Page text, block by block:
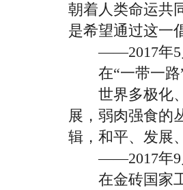
朝着人类命运共
是希望通过这一
——2017年5
在“一带一路”
世界多极化、
展，弱肉强食的
辑，和平、发展
——2017年9
在金砖国家工